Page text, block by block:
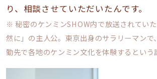
り、相談させていただいたんです。
※ 秘密のケンミンSHOW内で放送されてい
然に」の主人公。東京出身のサラリーマンで
勤先で各地のケンミン文化を体験するという